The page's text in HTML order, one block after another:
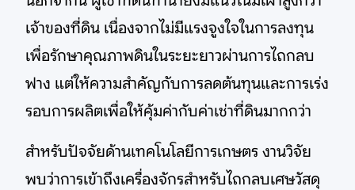
เจ้าของที่ดิน เนื่องจากไม่มีแรงจูงใจในการลงทุน
เพื่อรักษาคุณภาพดินในระยะยาวผ่านการไถกลบ
ฟาง แต่ให้ความสำคัญกับการลดต้นทุนและการเร่ง
รอบการผลิตเพื่อให้คุ้มค่ากับค่าเช่าที่ดินมากกว่า
สำหรับปัจจัยด้านเทคโนโลยีการเกษตร งานวิจัย
พบว่าการเข้าถึงเครื่องจักรสำหรับไถกลบเศษวัสดุ